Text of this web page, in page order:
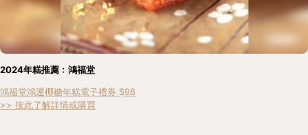
2024年糕推薦﹕鴻福堂
鴻福堂鴻運椰糖年糕電子禮券 $98
>> 按此了解詳情或購買